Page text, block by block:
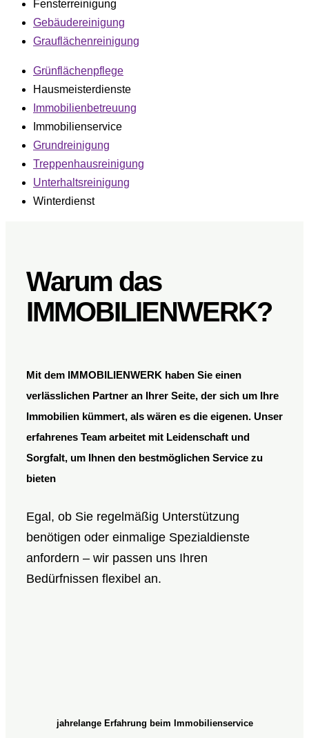
Fensterreinigung
Gebäudereinigung
Grauflächenreinigung
Grünflächenpflege
Hausmeisterdienste
Immobilienbetreuung
Immobilienservice
Grundreinigung
Treppenhausreinigung
Unterhaltsreinigung
Winterdienst
Warum das
IMMOBILIENWERK?
Mit dem IMMOBILIENWERK haben Sie einen
verlässlichen Partner an Ihrer Seite, der sich um Ihre
Immobilien kümmert, als wären es die eigenen. Unser
erfahrenes Team arbeitet mit Leidenschaft und
Sorgfalt, um Ihnen den bestmöglichen Service zu
bieten
Egal, ob Sie regelmäßig Unterstützung
benötigen oder einmalige Spezialdienste
anfordern – wir passen uns Ihren
Bedürfnissen flexibel an.
jahrelange Erfahrung beim Immobilienservice